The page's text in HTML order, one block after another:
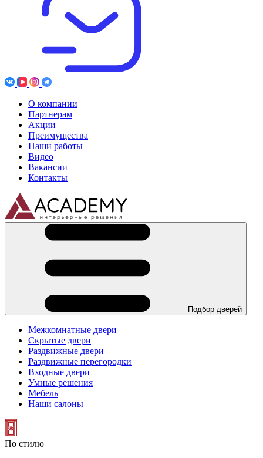
О компании
Партнерам
Акции
Преимущества
Наши работы
Видео
Вакансии
Контакты
Подбор дверей
Межкомнатные двери
Скрытые двери
Раздвижные двери
Раздвижные перегородки
Входные двери
Умные решения
Мебель
Наши салоны
По стилю